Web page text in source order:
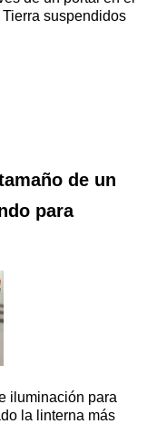
suspendidos
de un
para
iluminación para
la linterna más